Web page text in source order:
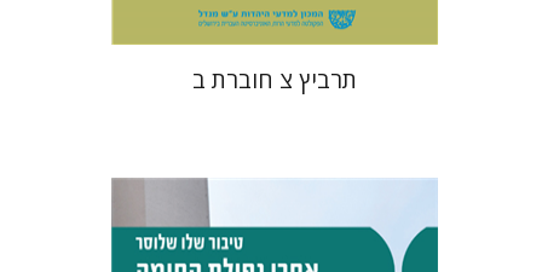
תרביץ צ חוברת ב
טיבור שלו שלוסר